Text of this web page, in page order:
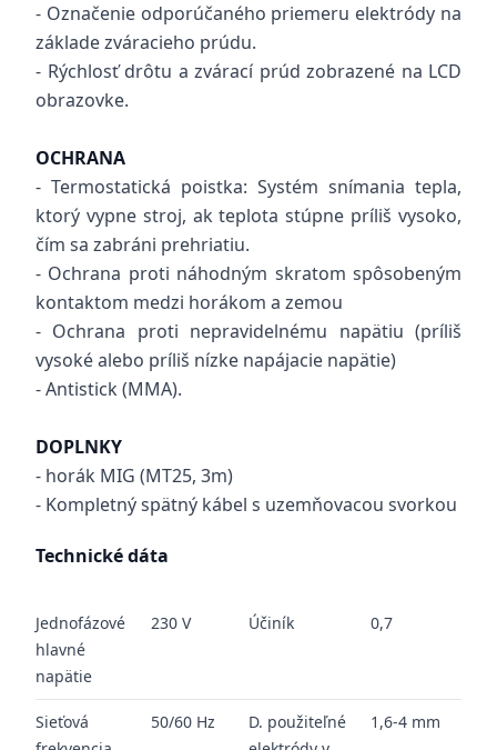
- Označenie odporúčaného priemeru elektródy na
základe zváracieho prúdu.
- Rýchlosť drôtu a zvárací prúd zobrazené na LCD
obrazovke.
OCHRANA
- Termostatická poistka: Systém snímania tepla,
ktorý vypne stroj, ak teplota stúpne príliš vysoko,
čím sa zabráni prehriatiu.
- Ochrana proti náhodným skratom spôsobeným
kontaktom medzi horákom a zemou
- Ochrana proti nepravidelnému napätiu (príliš
vysoké alebo príliš nízke napájacie napätie)
- Antistick (MMA).
DOPLNKY
- horák MIG (MT25, 3m)
- Kompletný spätný kábel s uzemňovacou svorkou
Technické dáta
Jednofázové
hlavné
napätie
230 V Účiník 0,7
Sieťová
50/60 Hz
D. použiteľné
1,6-4 mm